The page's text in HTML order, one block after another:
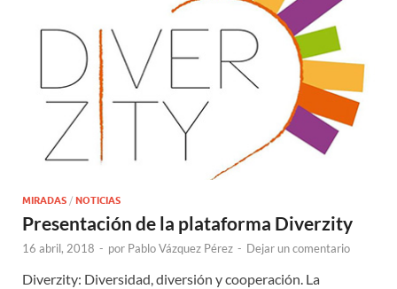
MIRADAS / NOTICIAS
Presentación de la plataforma Diverzity
16 abril, 2018 - por Pablo Vázquez Pérez - Dejar un comentario
Diverzity: Diversidad, diversión y cooperación. La